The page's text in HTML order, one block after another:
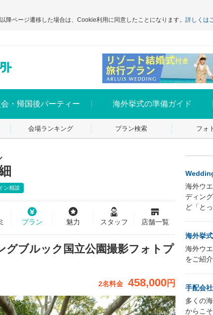
ページ遷移した場合は、Cookie利用に同意したことになります。 詳しくは
・帰国後パーティー 海外挙式の準備ガイド
会場ランキング プラン検索 フォ
ン相談
プラン 魅力 スタッフ 店舗一覧
グブルック国立公園撮影フォトプ
2名料金 458,000 円
海外ウ
ディン
ど「と
海外挙
海外ウ
をご紹介
手配会
多くの
からこ